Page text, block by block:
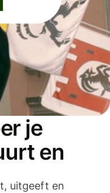
je
en
uitgeeft en